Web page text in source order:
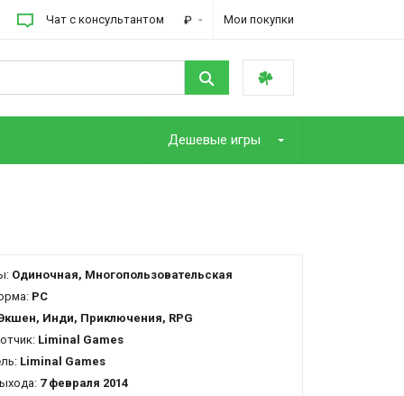
Чат с консультантом ₽ Мои покупки
Дешевые игры
Одиночная, Многопользовательская
PC
Инди, Приключения, RPG
Liminal Games
Liminal Games
7 февраля 2014